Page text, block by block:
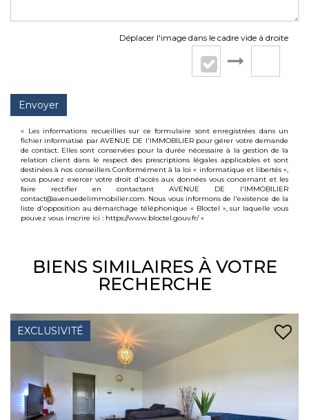
Déplacer l'image dans le cadre vide à droite
Envoyer
« Les informations recueillies sur ce formulaire sont enregistrées dans un
fichier informatisé par AVENUE DE l'IMMOBILIER pour gérer votre demande
de contact. Elles sont conservées pour la durée nécessaire à la gestion de la
relation client dans le respect des prescriptions légales applicables et sont
destinées à nos conseillers Conformément à la loi « informatique et libertés »,
vous pouvez exercer votre droit d'accès aux données vous concernant et les
faire rectifier en contactant AVENUE DE l'IMMOBILIER
contact@avenuedelimmobilier.com. Nous vous informons de l'existence de la
liste d'opposition au démarchage téléphonique « Bloctel », sur laquelle vous
pouvez vous inscrire ici : https://www.bloctel.gouv.fr/»
BIENS SIMILAIRES À VOTRE
RECHERCHE
EXCLUSIVITÉ